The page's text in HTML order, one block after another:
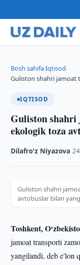
Bosh sahifa›Iqtisod›
Guliston shahri jamoat
IQTISOD
Guliston
ekologik toza
Dilafro'z Niyazova ·
Guliston shahri
avtobuslar bilan
Toshkent,
jamoat transporti
yangilandi, deb e'lon